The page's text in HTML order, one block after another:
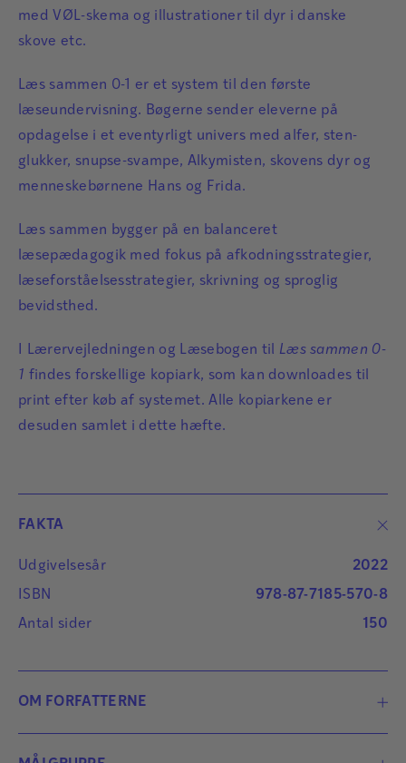
med VØL-skema og illustrationer til dyr i danske
skove etc.
Læs sammen 0-1 er et system til den første
læseundervisning. Bøgerne sender eleverne på
opdagelse i et eventyrligt univers med alfer, sten-
glukker, snupse-svampe, Alkymisten, skovens dyr og
menneskebørnene Hans og Frida.
Læs sammen bygger på en balanceret
læsepædagogik med fokus på afkodningsstrategier,
læseforståelsesstrategier, skrivning og sproglig
bevidsthed.
I Lærervejledningen og Læsebogen til Læs sammen 0-
1 findes forskellige kopiark, som kan downloades til
print efter køb af systemet. Alle kopiarkene er
desuden samlet i dette hæfte.
FAKTA
Udgivelsesår
2022
ISBN
978-87-7185-570-8
Antal sider
150
OM FORFATTERNE